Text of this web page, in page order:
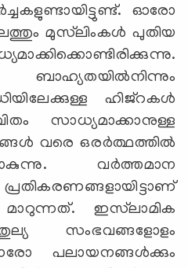
ഓരോ
മുസ്‌ലിംകള്‍ പുതിയ
ഹിജ്‌റകള്‍
സാധ്യമാക്കാനുള്ള
വരെ ഒരര്‍ത്ഥത്തില്‍
വര്‍ത്തമാന
ഇസ്‌ലാമിക
സംഭവങ്ങളോളം
ഓരോ പലായനങ്ങള്‍ക്കും